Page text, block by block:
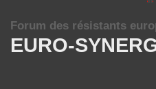
EURO-
Forum des résistants